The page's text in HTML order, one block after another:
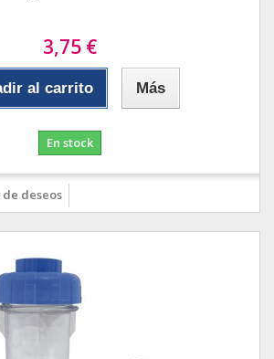
3,75 €
al carrito Más
En stock
deseos